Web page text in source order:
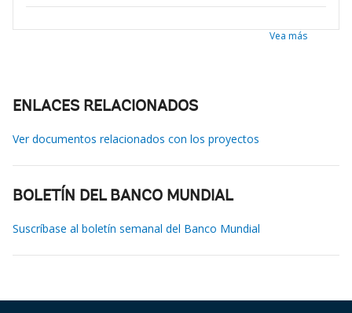
Vea más
ENLACES RELACIONADOS
Ver documentos relacionados con los proyectos
BOLETÍN DEL BANCO MUNDIAL
Suscríbase al boletín semanal del Banco Mundial